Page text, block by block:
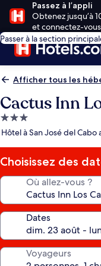
Passez à l’appli
Obtenez jusqu’à
et connectez-
Passer à la section
Afficher tous les
Cactus Inn
Hébergement
3.0 étoiles
Hôtel à San José del
Choisissez des
Où allez-vous ?
Dates
Voyageurs